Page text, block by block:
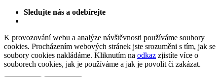
Sledujte nás a odebírejte
K provozování webu a analýze návštěvnosti používáme soubory
cookies. Procházením webových stránek jste srozuměni s tím, jak se
soubory cookies nakládáme. Kliknutím na odkaz zjistíte více o
souborech cookies, jak je používáme a jak je povolit či zakázat.